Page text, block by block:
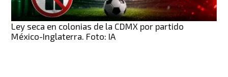
Ley seca en colonias de la CDMX por partido
México-Inglaterra. Foto: IA